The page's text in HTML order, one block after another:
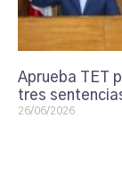
Aprueba TET
tres
26/06/2026